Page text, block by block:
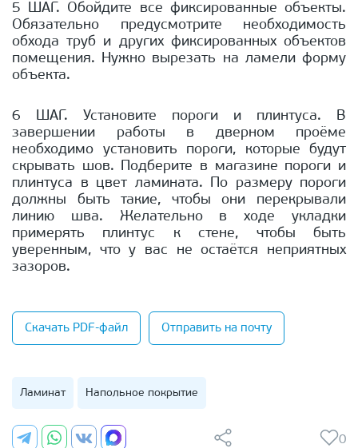
5 ШАГ. Обойдите все фиксированные объекты.
Обязательно предусмотрите необходимость
обхода труб и других фиксированных объектов
помещения. Нужно вырезать на ламели форму
объекта.
6 ШАГ. Установите пороги и плинтуса. В
завершении работы в дверном проёме
необходимо установить пороги, которые будут
скрывать шов. Подберите в магазине пороги и
плинтуса в цвет ламината. По размеру пороги
должны быть такие, чтобы они перекрывали
линию шва. Желательно в ходе укладки
примерять плинтус к стене, чтобы быть
уверенным, что у вас не остаётся неприятных
зазоров.
Скачать PDF-файл Отправить на почту
Ламинат Напольное покрытие
0